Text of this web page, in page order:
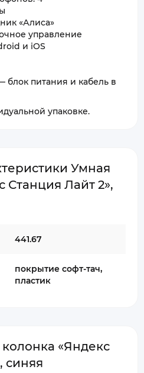
«Алиса»
управление
и iOS
блок питания и кабель в
упаковке.
Умная
Станция Лайт 2»,
441.67
покрытие софт-тач,
пластик
«Яндекс
синяя